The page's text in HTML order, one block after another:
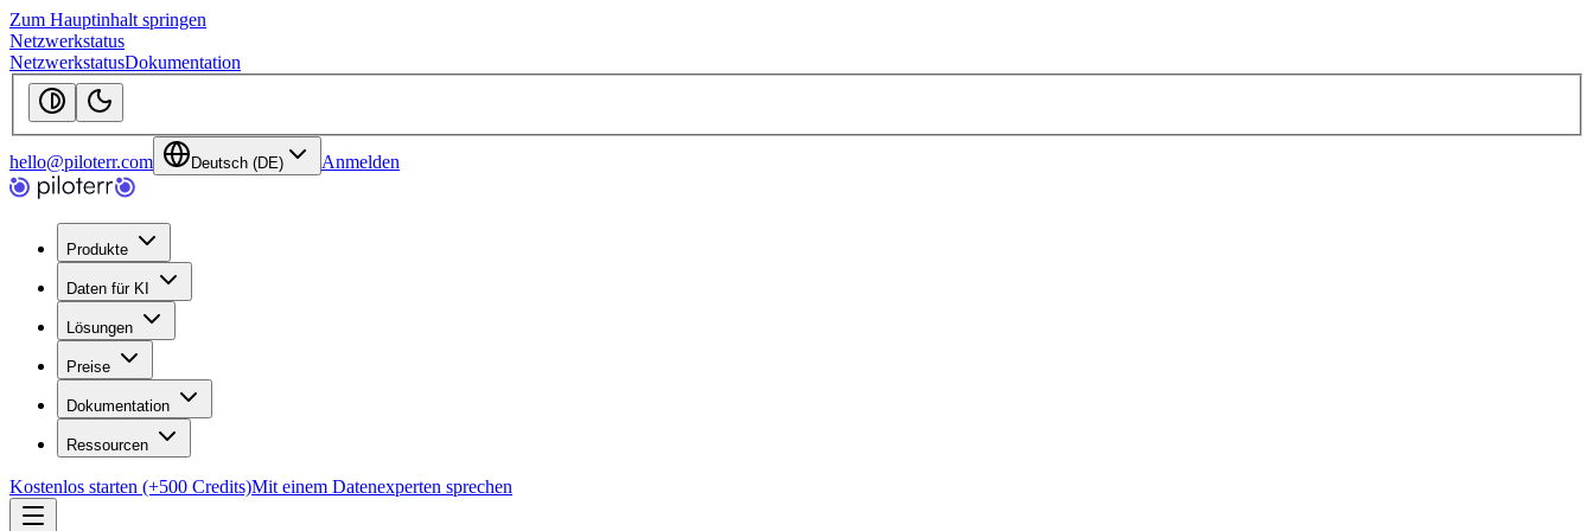
Zum Hauptinhalt springen
Netzwerkstatus
NetzwerkstatusDokumentation
hello@piloterr.com Deutsch (DE) Anmelden
Produkte
Daten für KI
Lösungen
Preise
Dokumentation
Ressourcen
Kostenlos starten (+500 Credits)Mit einem Datenexperten sprechen